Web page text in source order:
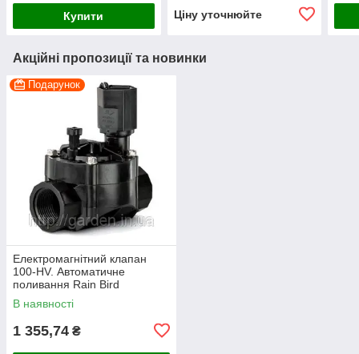
Купити Ціну уточнюйте
Акційні пропозиції та новинки
Подарунок
Електромагнітний клапан
100-HV. Автоматичне
поливання Rain Bird
В наявності
1 355,74 ₴